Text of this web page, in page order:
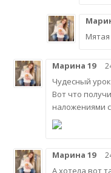
Марина 19
Чудесный
Вот что
наложениями
Марина 19
А хотела вот